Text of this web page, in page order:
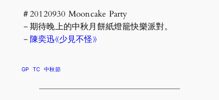
＃20120930 Mooncake Party
－期待晚上的中秋月餅紙燈籠快樂派對。
－ 陳奕迅《少見不怪》
GP TC 中秋節